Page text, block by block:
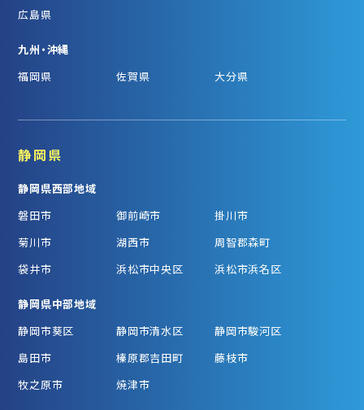
広島県
九州・沖縄
福岡県
佐賀県 大分県
静岡県
静岡県西部地域
磐田市
御前崎市
掛川市
菊川市
湖西市
周智郡森町
袋井市
浜松市中央区 浜松市浜名区
静岡県中部地域
静岡市葵区
静岡市清水区
静岡市駿河区
島田市
榛原郡吉田町
藤枝市
牧之原市
焼津市